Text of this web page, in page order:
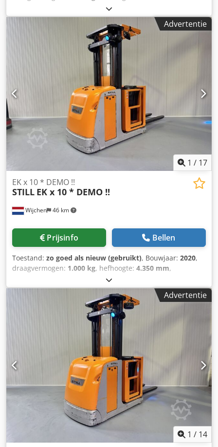
, bedrijfsturen:
brandstoftype:elektrisch, masttype:duplex, Manufacturer
+ model:STILL EK-X 10 Mast:2W4350 ID:26031.4372
Cat.:Demo Mast:2W Forks:1200 mm Lowered height:2480
mm Lifting height:4350 mm Capacity:1000 kg Chsdpfx Aozq
Ulmeaysa Platform height:3750 mm Picking height:5350
mm Init.:Yes Cabin width:900 mm Year:2020 Hours:439
hours Capacity:24v / 620ah Options:Body = 980 MM !! 2 x
Bleu spot Complete LIKE new !!
Advertentie
1 / 17
Wijchen 46 km
EK x 10 * DEMO !!
STILL EK x 10 * DEMO !!
Prijsinfo Bellen
Toestand: zo goed als nieuw (gebruikt), Bouwjaar: 2020,
draagvermogen: 1.000 kg, hefhoogte: 4.350 mm,
, bedrijfsturen:
brandstoftype:elektrisch, masttype:duplex, Manufacturer
+ model:STILL EK-X 10 Mast:2W4350 ID:26031.4366
Chedpjzq Ulgofx Aayja Cat.:Demo Mast:2W Forks:1200 mm
Lowered height:2480 mm Lifting height:4350 mm
Capacity:1000 kg Platform height:3750 mm Picking
height:5350 mm Init.:Yes Cabin width:900 mm Year:2020
Hours:413 hours Capacity:24v / 620ah Options:Body = 980
MM !! 2 x Bleu spot Complete LIKE new !!
Advertentie
1 / 14